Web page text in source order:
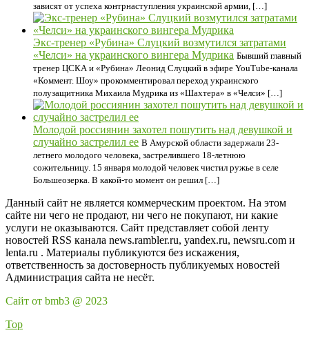
зависят от успеха контрнаступления украинской армии, […]
Экс-тренер «Рубина» Слуцкий возмутился затратами
«Челси» на украинского вингера Мудрика Бывший главный
тренер ЦСКА и «Рубина» Леонид Слуцкий в эфире YouTube-канала
«Коммент. Шоу» прокомментировал переход украинского
полузащитника Михаила Мудрика из «Шахтера» в «Челси» […]
Молодой россиянин захотел пошутить над девушкой и
случайно застрелил ее В Амурской области задержали 23-
летнего молодого человека, застрелившего 18-летнюю
сожительницу. 15 января молодой человек чистил ружье в селе
Большеозерка. В какой-то момент он решил […]
Данный сайт не является коммерческим проектом. На этом
сайте ни чего не продают, ни чего не покупают, ни какие
услуги не оказываются. Сайт представляет собой ленту
новостей RSS канала news.rambler.ru, yandex.ru, newsru.com и
lenta.ru . Материалы публикуются без искажения,
ответственность за достоверность публикуемых новостей
Администрация сайта не несёт.
Сайт от bmb3 @ 2023
Top